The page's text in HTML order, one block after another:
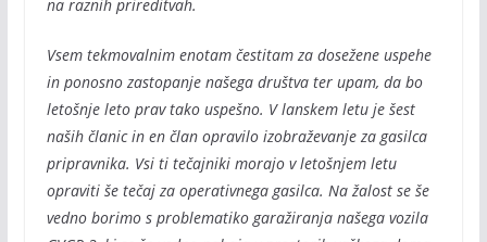
na raznih prireditvah.
Vsem tekmovalnim enotam čestitam za dosežene uspehe
in ponosno zastopanje našega društva ter upam, da bo
letošnje leto prav tako uspešno. V lanskem letu je šest
naših članic in en član opravilo izobraževanje za gasilca
pripravnika. Vsi ti tečajniki morajo v letošnjem letu
opraviti še tečaj za operativnega gasilca. Na žalost se še
vedno borimo s problematiko garažiranja našega vozila